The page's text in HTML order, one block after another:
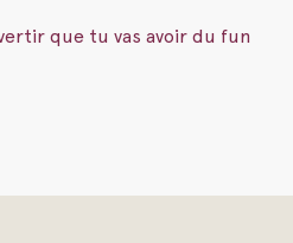
que tu vas avoir du fun